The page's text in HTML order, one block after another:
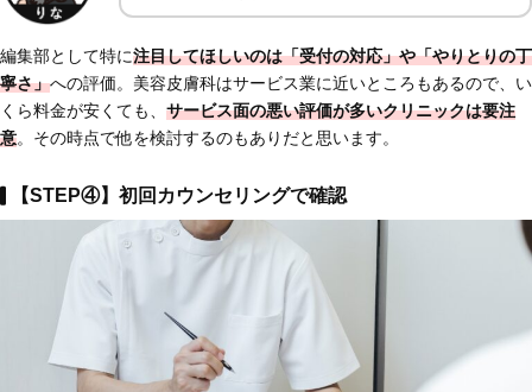
編集部として特に注目してほしいのは「受付の対応」や「やりとりの丁
寧さ」への評価。美容皮膚科はサービス業に近いところもあるので、い
くら料金が安くても、 サービス面の悪い評価が多いクリニックは要注
意。その時点で他を検討するのもありだと思います。
【STEP④】初回カウンセリングで確認